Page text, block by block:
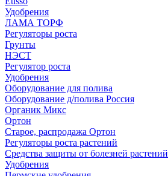
Удобрения
ЛАМА ТОРФ
Регуляторы роста
Грунты
НЭСТ
Регулятор роста
Удобрения
Оборудование для полива
Оборудование д/полива Россия
Органик Микс
Ортон
Старое, распродажа Ортон
Регуляторы роста растений
Средства защиты от болезней растений
Удобрения